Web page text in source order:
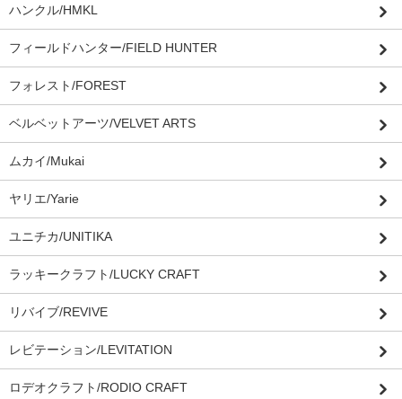
ハンクル/HMKL
フィールドハンター/FIELD HUNTER
フォレスト/FOREST
ベルベットアーツ/VELVET ARTS
ムカイ/Mukai
ヤリエ/Yarie
ユニチカ/UNITIKA
ラッキークラフト/LUCKY CRAFT
リバイブ/REVIVE
レビテーション/LEVITATION
ロデオクラフト/RODIO CRAFT